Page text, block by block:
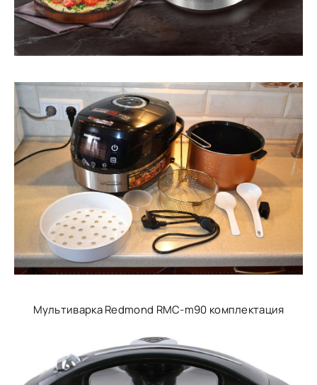
Мультиварка Redmond RMC-m90 комплектация